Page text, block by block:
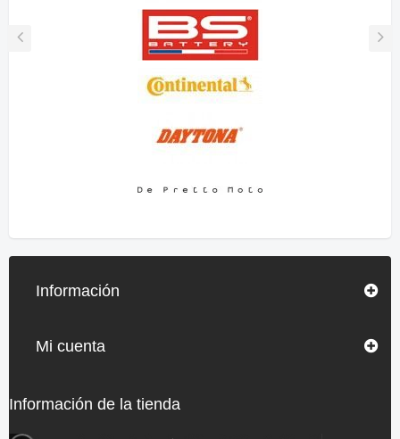
Información
Mi cuenta
Información de la tienda